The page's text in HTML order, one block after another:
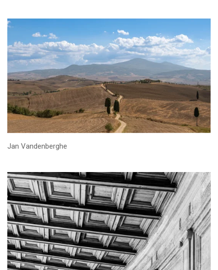
Jan Vandenberghe